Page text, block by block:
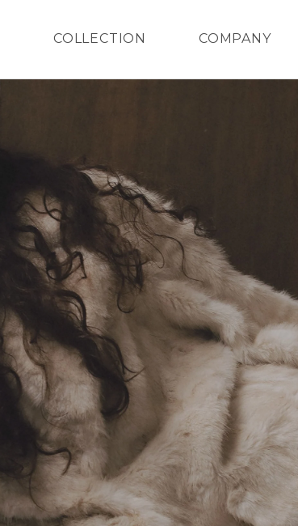
COLLECTION COMPANY